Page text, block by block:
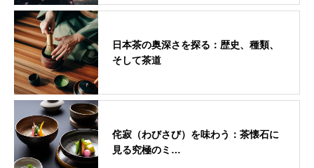
日本茶の奥深さを探る：歴史、種類、
そして茶道
侘寂（わびさび）を味わう：茶懐石に
見る究極のミ…